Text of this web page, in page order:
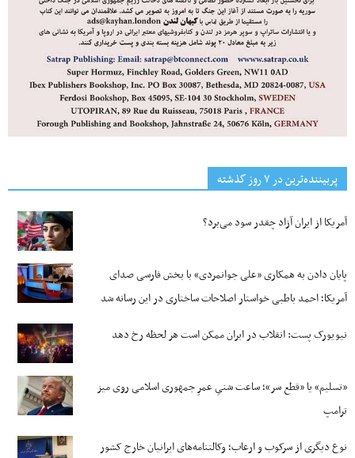
پربیننده‌ترین‌ در ۷ روز گذشته
آمریکا از ایران آزاد چقدر سود می‌برد؟
پایان دادن به همکاری «علی جوانمردی» با بخش فارسی صدای
آمریکا؛ احمد باطبی خواستار اصلاحات ساختاری در این رسانه شد
نیویورک پست: انقلاب در ایران ممکن است هر لحظه رخ دهد
«تسلیم» یا «قطع سر»؛ ساعت شنیِ عمرِ جمهوری اسلامی روی میز
ترامپ
نوع دیگری از سرکوب و ارعاب؛ وکالتنامه‌های ایرانیان خارج کشور